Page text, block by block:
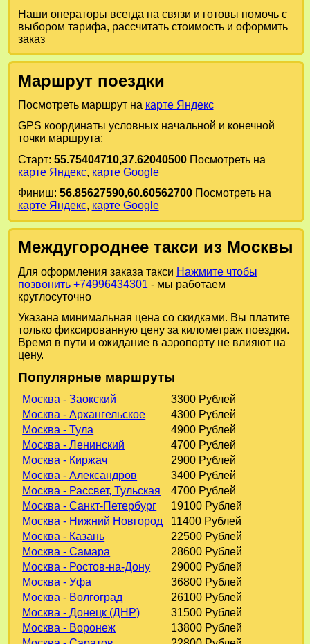
Наши операторы всегда на связи и готовы помочь с
выбором тарифа, рассчитать стоимость и оформить
заказ
Маршрут поездки
Посмотреть маршрут на карте Яндекс
GPS координаты условных начальной и конечной
точки маршрута:
Старт: 55.75404710,37.62040500Посмотреть на
карте Яндекс, карте Google
Финиш: 56.85627590,60.60562700Посмотреть на
карте Яндекс, карте Google
Междугороднее такси из Москвы
Для оформления заказа такси Нажмите чтобы
позвонить +74996434301 - мы работаем
круглосуточно
Указана минимальная цена со скидками. Вы платите
только фиксированную цену за километраж поездки.
Время в пути и ожидание в аэропорту не влияют на
цену.
Популярные маршруты
Москва - Заокский
3300 Рублей
Москва - Архангельское
4300 Рублей
Москва - Тула
4900 Рублей
Москва - Ленинский
4700 Рублей
Москва - Киржач
2900 Рублей
Москва - Александров
3400 Рублей
Москва - Рассвет, Тульская
4700 Рублей
Москва - Санкт-Петербург
19100 Рублей
Москва - Нижний Новгород
11400 Рублей
Москва - Казань
22500 Рублей
Москва - Самара
28600 Рублей
Москва - Ростов-на-Дону
29000 Рублей
Москва - Уфа
36800 Рублей
Москва - Волгоград
26100 Рублей
Москва - Донецк (ДНР)
31500 Рублей
Москва - Воронеж
13800 Рублей